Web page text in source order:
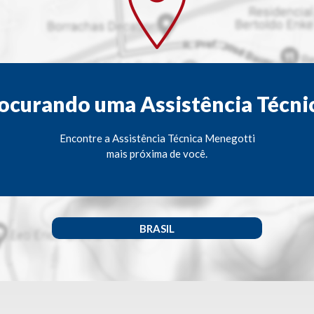
uma Assistência
Encontre a Assistência Técnica Menegotti
mais próxima de você.
BRASIL